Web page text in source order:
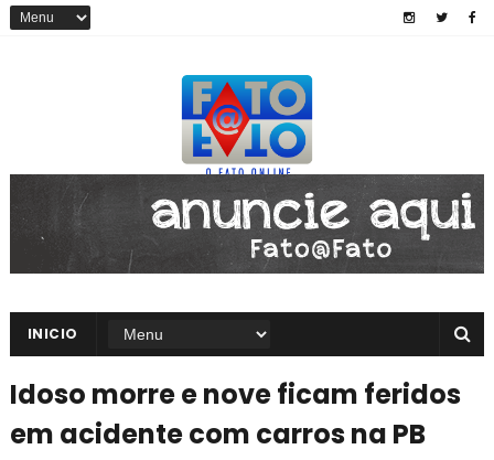
INICIO
Idoso morre e nove ficam feridos
em acidente com carros na PB